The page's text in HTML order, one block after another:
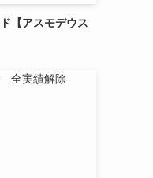
【アスモデウス